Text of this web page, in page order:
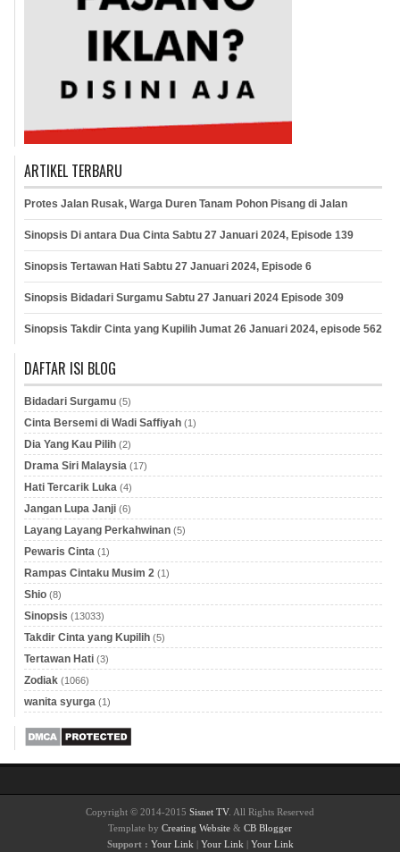
ARTIKEL TERBARU
Protes Jalan Rusak, Warga Duren Tanam Pohon Pisang di Jalan
Sinopsis Di antara Dua Cinta Sabtu 27 Januari 2024, Episode 139
Sinopsis Tertawan Hati Sabtu 27 Januari 2024, Episode 6
Sinopsis Bidadari Surgamu Sabtu 27 Januari 2024 Episode 309
Sinopsis Takdir Cinta yang Kupilih Jumat 26 Januari 2024, episode 562
DAFTAR ISI BLOG
Bidadari Surgamu (5)
Cinta Bersemi di Wadi Saffiyah (1)
Dia Yang Kau Pilih (2)
Drama Siri Malaysia (17)
Hati Tercarik Luka (4)
Jangan Lupa Janji (6)
Layang Layang Perkahwinan (5)
Pewaris Cinta (1)
Rampas Cintaku Musim 2 (1)
Shio (8)
Sinopsis (13033)
Takdir Cinta yang Kupilih (5)
Tertawan Hati (3)
Zodiak (1066)
wanita syurga (1)
Copyright © 2014-2015 Sisnet TV. All Rights Reserved
Template by Creating Website & CB Blogger
Support : Your Link | Your Link | Your Link